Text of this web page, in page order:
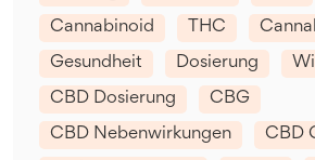
Cannabinoid THC
Gesundheit Dosierung
CBD Dosierung CBG
CBD Nebenwirkungen CBD